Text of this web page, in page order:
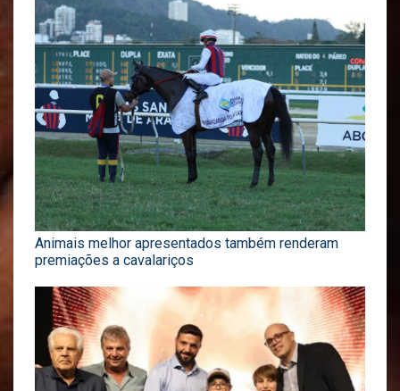
Animais melhor apresentados também renderam
premiações a cavalariços